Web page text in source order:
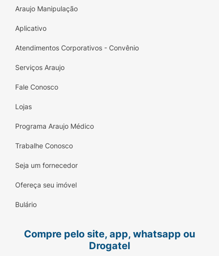
Araujo Manipulação
Aplicativo
Atendimentos Corporativos - Convênio
Serviços Araujo
Fale Conosco
Lojas
Programa Araujo Médico
Trabalhe Conosco
Seja um fornecedor
Ofereça seu imóvel
Bulário
Compre pelo site, app, whatsapp ou
Drogatel